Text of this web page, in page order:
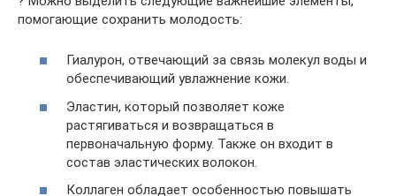
помогающие сохранить молодость:
Гиалурон, отвечающий за связь молекул воды и
обеспечивающий увлажнение кожи.
Эластин, который позволяет коже
растягиваться и возвращаться в
первоначальную форму. Также он входит в
состав эластических волокон.
Коллаген обладает особенностью повышать